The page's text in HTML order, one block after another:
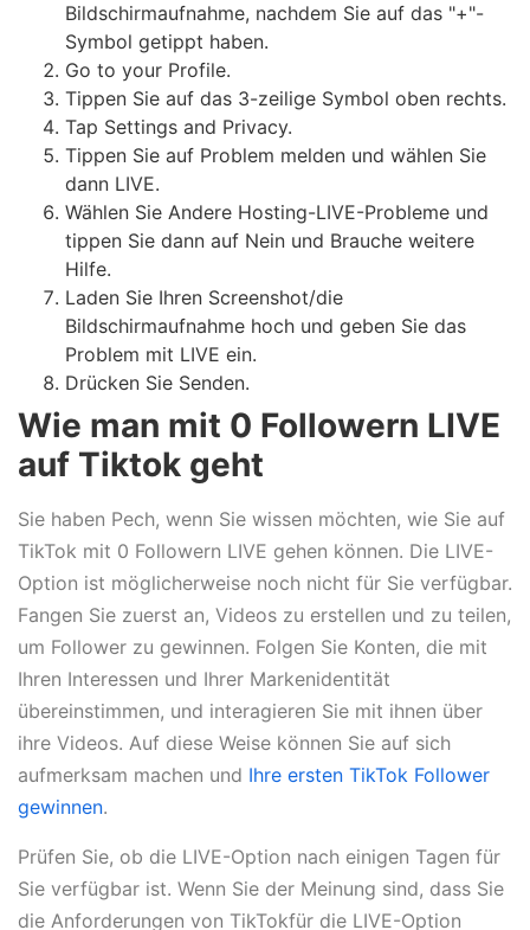
Bildschirmaufnahme, nachdem Sie auf das "+"-
Symbol getippt haben.
Go to your Profile.
Tippen Sie auf das 3-zeilige Symbol oben rechts.
Tap Settings and Privacy.
Tippen Sie auf Problem melden und wählen Sie
dann LIVE.
Wählen Sie Andere Hosting-LIVE-Probleme und
tippen Sie dann auf Nein und Brauche weitere
Hilfe.
Laden Sie Ihren Screenshot/die
Bildschirmaufnahme hoch und geben Sie das
Problem mit LIVE ein.
Drücken Sie Senden.
Wie man mit 0 Followern LIVE
auf Tiktok geht
Sie haben Pech, wenn Sie wissen möchten, wie Sie auf
TikTok mit 0 Followern LIVE gehen können. Die LIVE-
Option ist möglicherweise noch nicht für Sie verfügbar.
Fangen Sie zuerst an, Videos zu erstellen und zu teilen,
um Follower zu gewinnen. Folgen Sie Konten, die mit
Ihren Interessen und Ihrer Markenidentität
übereinstimmen, und interagieren Sie mit ihnen über
ihre Videos. Auf diese Weise können Sie auf sich
aufmerksam machen und Ihre ersten TikTok Follower
gewinnen.
Prüfen Sie, ob die LIVE-Option nach einigen Tagen für
Sie verfügbar ist. Wenn Sie der Meinung sind, dass Sie
die Anforderungen von TikTokfür die LIVE-Option